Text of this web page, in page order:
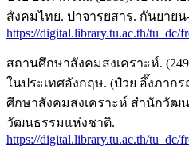
สังคมไทย. ปาจารยสาร. กันยายน
https://digital.library.tu.ac.th/tu_dc/
สถานศึกษาสังคมสงเคราะห์.
ในประเทศอังกฤษ. (ป๋วย อึ๊งภาก
ศึกษาสังคมสงเคราะห์ สำนักวัฒ
วัฒนธรรมแห่งชาติ.
https://digital.library.tu.ac.th/tu_dc/